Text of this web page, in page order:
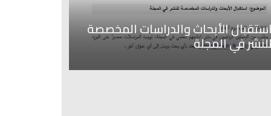
الأبحاث والدراسات المخصصة
في المجلة